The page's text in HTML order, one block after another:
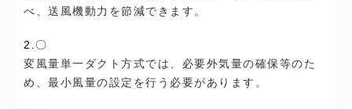
べ、送風機動力を節減できます。
2.〇
変風量単一ダクト方式では、必要外気量の確保等のた
め、最小風量の設定を行う必要があります。